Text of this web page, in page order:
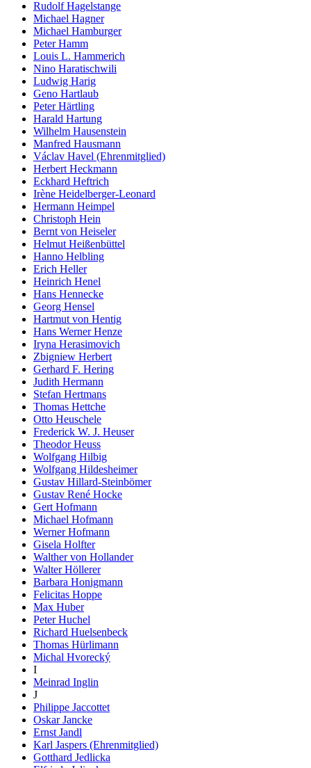
Rudolf Hagelstange
Michael Hagner
Michael Hamburger
Peter Hamm
Louis L. Hammerich
Nino Haratischwili
Ludwig Harig
Geno Hartlaub
Peter Härtling
Harald Hartung
Wilhelm Hausenstein
Manfred Hausmann
Václav Havel (Ehrenmitglied)
Herbert Heckmann
Eckhard Heftrich
Irène Heidelberger-Leonard
Hermann Heimpel
Christoph Hein
Bernt von Heiseler
Helmut Heißenbüttel
Hanno Helbling
Erich Heller
Heinrich Henel
Hans Hennecke
Georg Hensel
Hartmut von Hentig
Hans Werner Henze
Iryna Herasimovich
Zbigniew Herbert
Gerhard F. Hering
Judith Hermann
Stefan Hertmans
Thomas Hettche
Otto Heuschele
Frederick W. J. Heuser
Theodor Heuss
Wolfgang Hilbig
Wolfgang Hildesheimer
Gustav Hillard-Steinbömer
Gustav René Hocke
Gert Hofmann
Michael Hofmann
Werner Hofmann
Gisela Holfter
Walther von Hollander
Walter Höllerer
Barbara Honigmann
Felicitas Hoppe
Max Huber
Peter Huchel
Richard Huelsenbeck
Thomas Hürlimann
Michal Hvorecký
I
Meinrad Inglin
J
Philippe Jaccottet
Oskar Jancke
Ernst Jandl
Karl Jaspers (Ehrenmitglied)
Gotthard Jedlicka